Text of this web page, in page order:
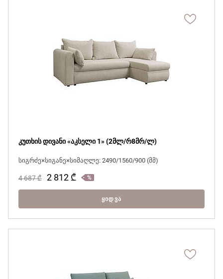
კუთხის დივანი «აკსელი 1» (2მლ/რ8მრ/ლ)
სიგრძე×სიგანე×სიმაღლე: 2490/1560/900 (მმ)
4 687₾ 2 812 ₾
ᲧᲘᲓᲕᲐ